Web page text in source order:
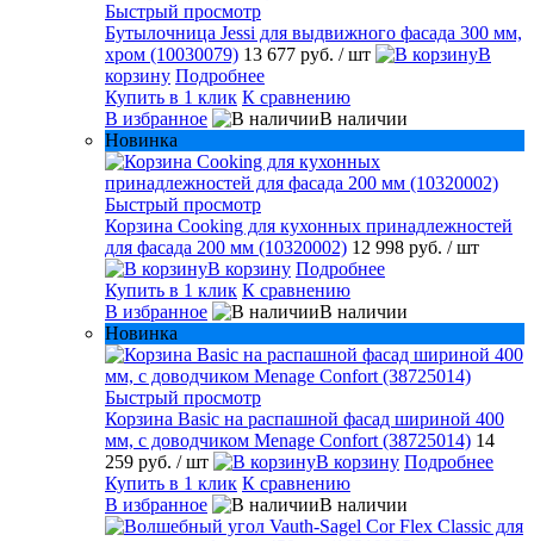
Быстрый просмотр
Бутылочница Jessi для выдвижного фасада 300 мм,
хром (10030079) 13 677 руб. / шт
В
корзину Подробнее
Купить в 1 клик К сравнению
В избранное
В наличии
Новинка
Быстрый просмотр
Корзина Cooking для кухонных принадлежностей
для фасада 200 мм (10320002) 12 998 руб. / шт
В корзину Подробнее
Купить в 1 клик К сравнению
В избранное
В наличии
Новинка
Быстрый просмотр
Корзина Basic на распашной фасад шириной 400
мм, с доводчиком Menage Confort (38725014) 14
259 руб. / шт В корзину Подробнее
Купить в 1 клик К сравнению
В избранное
В наличии